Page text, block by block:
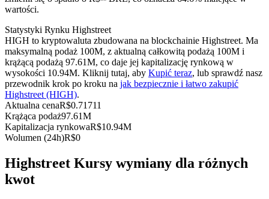
Kontrakty futures wykorzystujące USDC jako zabezpieczenie
Kopiowanie Transakcji
wartości.
Statystyki Rynku Highstreet
HIGH to kryptowaluta zbudowana na blockchainie Highstreet. Ma
maksymalną podaż 100M, z aktualną całkowitą podażą 100M i
krążącą podażą 97.61M, co daje jej kapitalizację rynkową w
wysokości 10.94M. Kliknij tutaj, aby Kupić teraz, lub sprawdź nasz
przewodnik krok po kroku na jak bezpiecznie i łatwo zakupić
Highstreet (HIGH).
Aktualna cenaR$0.71711
Krążąca podaż97.61M
Kapitalizacja rynkowaR$10.94M
Wolumen (24h)R$0
Highstreet Kursy wymiany dla różnych
kwot